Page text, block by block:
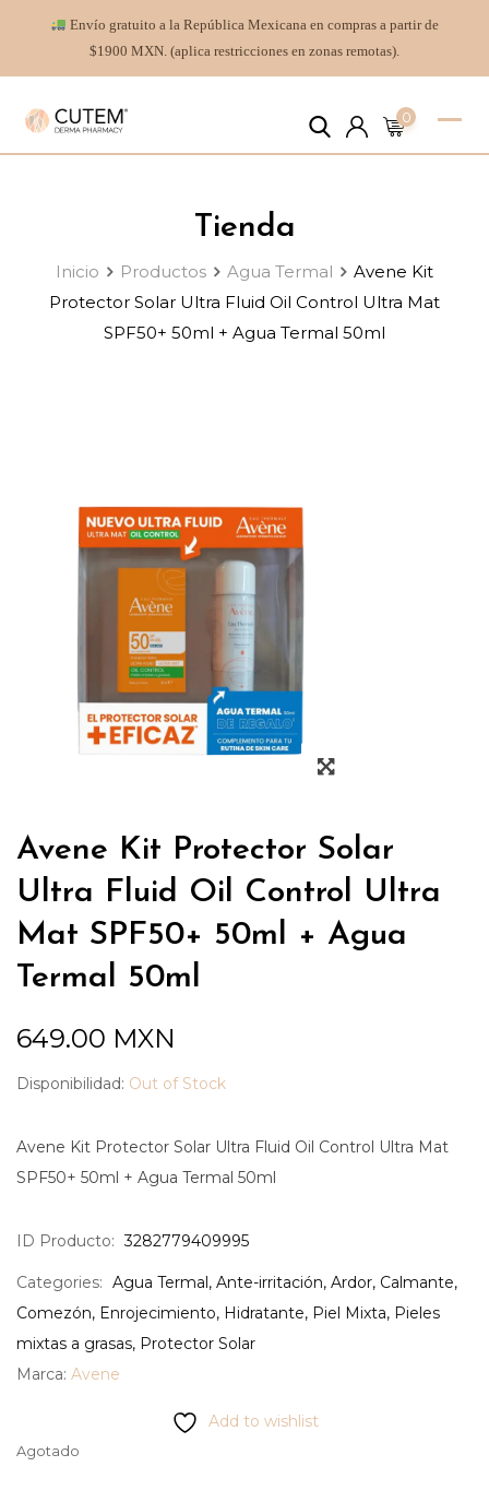
Envío gratuito a la República Mexicana en compras a partir de
$1900 MXN. (aplica restricciones en zonas remotas).
0
Tienda
Inicio Productos Agua Termal
Avene Kit
Protector Solar Ultra Fluid Oil Control Ultra Mat
SPF50+ 50ml + Agua Termal 50ml
Avene Kit Protector Solar
Ultra Fluid Oil Control Ultra
Mat SPF50+ 50ml + Agua
Termal 50ml
649.00 MXN
Disponibilidad: Out of Stock
Avene Kit Protector Solar Ultra Fluid Oil Control Ultra Mat
SPF50+ 50ml + Agua Termal 50ml
ID Producto: 3282779409995
Categories: Agua Termal, Ante-irritación, Ardor, Calmante,
Comezón, Enrojecimiento, Hidratante, Piel Mixta, Pieles
mixtas a grasas, Protector Solar
Marca: Avene
Add to wishlist
Agotado